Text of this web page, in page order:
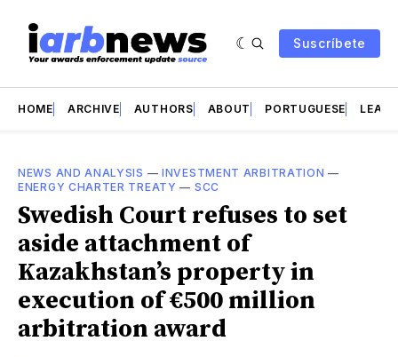
Suscríbete
HOME ARCHIVE AUTHORS ABOUT PORTUGUESE LEAD
NEWS AND ANALYSIS —INVESTMENT ARBITRATION —
ENERGY CHARTER TREATY — SCC
Swedish Court refuses to set
aside attachment of
Kazakhstan’s property in
execution of €500 million
arbitration award